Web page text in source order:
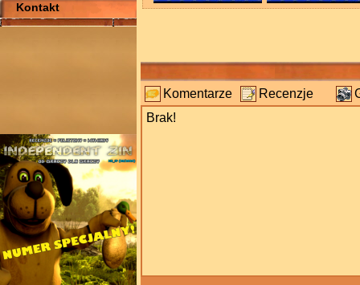
Kontakt
Komentarze Recenzje
Brak!